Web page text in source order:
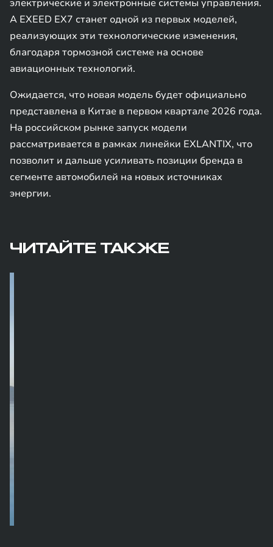
электрические и электронные системы управления.
А EXEED EX7 станет одной из первых моделей,
реализующих эти технологические изменения,
благодаря тормозной системе на основе
авиационных технологий.
Ожидается, что новая модель будет официально
представлена в Китае в первом квартале 2026 года.
На российском рынке запуск модели
рассматривается в рамках линейки EXLANTIX, что
позволит и дальше усиливать позиции бренда в
сегменте автомобилей на новых источниках
энергии.
ЧИТАЙТЕ ТАКЖЕ